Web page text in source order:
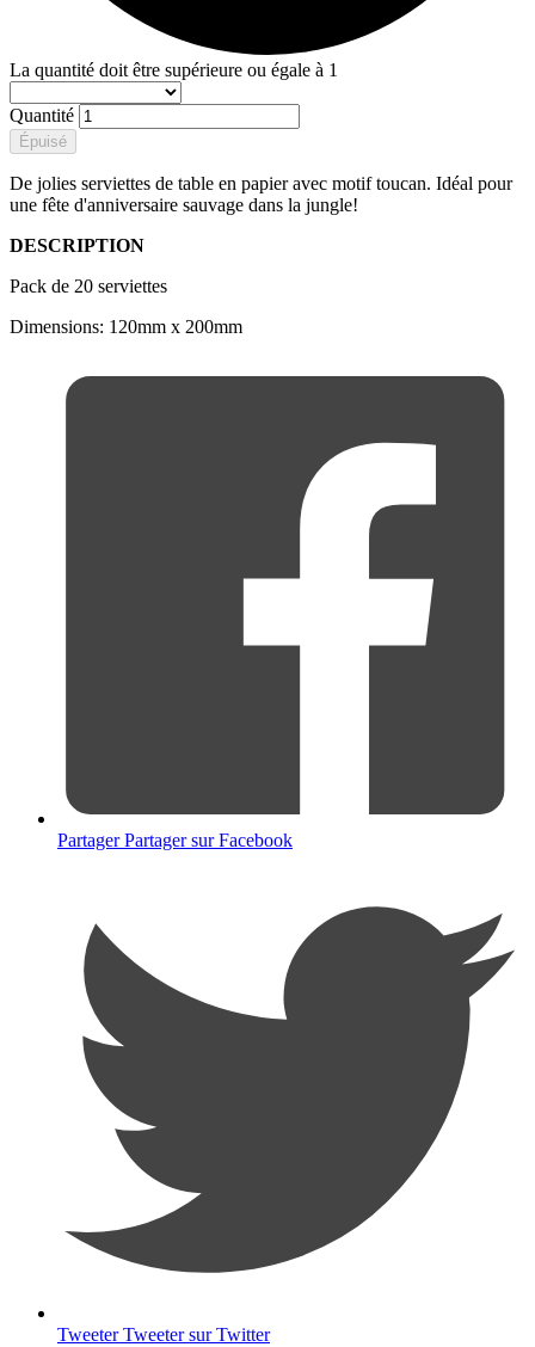
La quantité doit être supérieure ou égale à 1
Quantité
Épuisé
De jolies serviettes de table en papier avec motif toucan. Idéal pour
une fête d'anniversaire sauvage dans la jungle!
DESCRIPTION
Pack de 20 serviettes
Dimensions: 120mm x 200mm
Partager Partager sur Facebook
Tweeter Tweeter sur Twitter